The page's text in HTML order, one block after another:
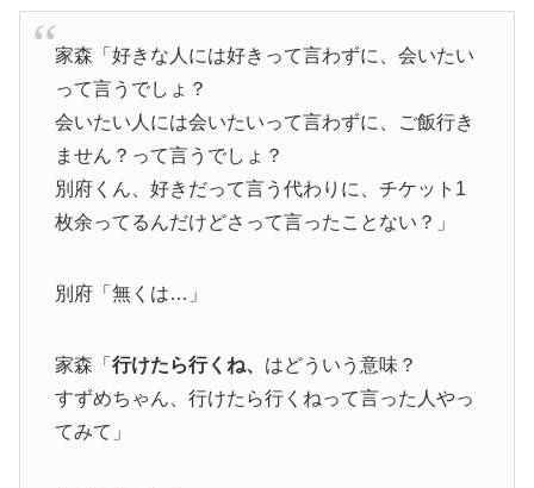
家森「好きな人には好きって言わずに、会いたい
って言うでしょ？
会いたい人には会いたいって言わずに、ご飯行き
ません？って言うでしょ？
別府くん、好きだって言う代わりに、チケット1
枚余ってるんだけどさって言ったことない？」
別府「無くは…」
家森「 行けたら行くね、 はどういう意味？
すずめちゃん、行けたら行くねって言った人やっ
てみて」